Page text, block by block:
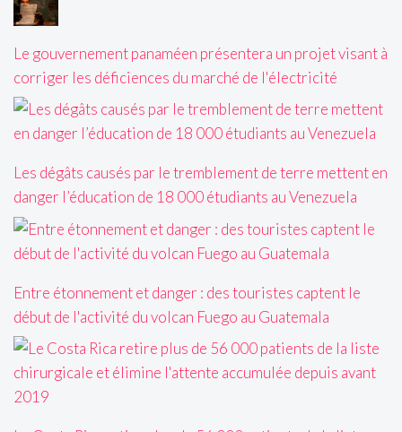
Le gouvernement panaméen présentera un projet visant à
corriger les déficiences du marché de l'électricité
Les dégâts causés par le tremblement de terre mettent en
danger l’éducation de 18 000 étudiants au Venezuela
Entre étonnement et danger : des touristes captent le
début de l'activité du volcan Fuego au Guatemala